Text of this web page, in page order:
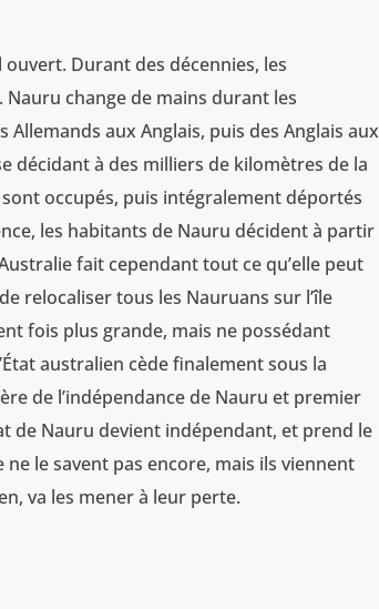
Durant des décennies, les
change de mains durant les
aux Anglais, puis des Anglais aux
décidant à des milliers de kilomètres de la
occupés, puis intégralement déportés
les habitants de Nauru décident à partir
fait cependant tout ce qu’elle peut
relocaliser tous les Nauruans sur l’île
fois plus grande, mais ne possédant
australien cède finalement sous la
de l’indépendance de Nauru et premier
de Nauru devient indépendant, et prend le
le savent pas encore, mais ils viennent
va les mener à leur perte.